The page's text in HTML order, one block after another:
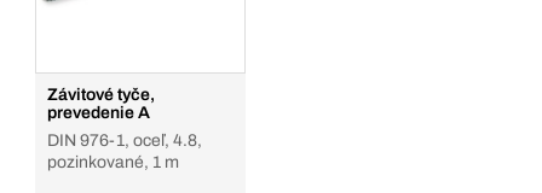
Závitové tyče,
prevedenie A
DIN 976-1, oceľ, 4.8,
pozinkované, 1 m